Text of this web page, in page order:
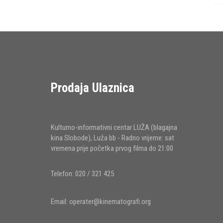
Prodaja Ulaznica
Kulturno-informativni centar LUŽA (blagajna
kina Slobode), Luža bb - Radno vrijeme: sat
vremena prije početka prvog filma do 21:00
Telefon: 020 / 321 425
Email: operater@kinematografi.org